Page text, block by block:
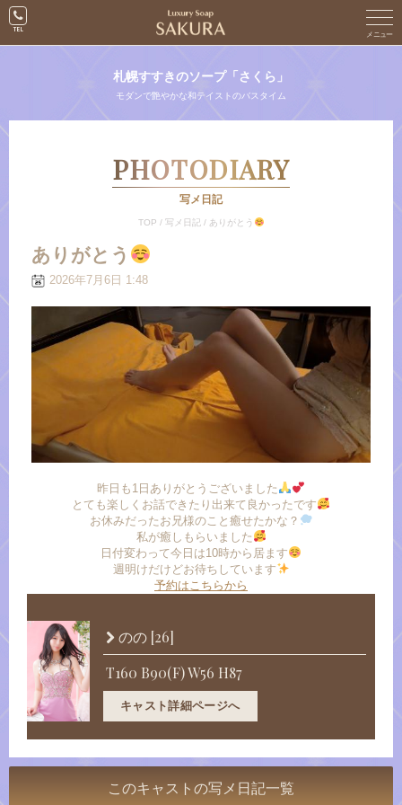
札幌すすきのソープ「さくら」
モダンで艶やかな和テイストのバスタイム
PHOTODIARY
写メ日記
TOP / 写メ日記 / ありがとう
ありがとう
2026年7月6日 1:48
昨日も1日ありがとうございました
とても楽しくお話できたり出来て良かったです
お休みだったお兄様のこと癒せたかな？
私が癒しもらいました
日付変わって今日は10時から居ます
週明けだけどお待ちしています
予約はこちらから
のの [26]
T160 B90(F) W56 H87
キャスト詳細ページへ
このキャストの写メ日記一覧